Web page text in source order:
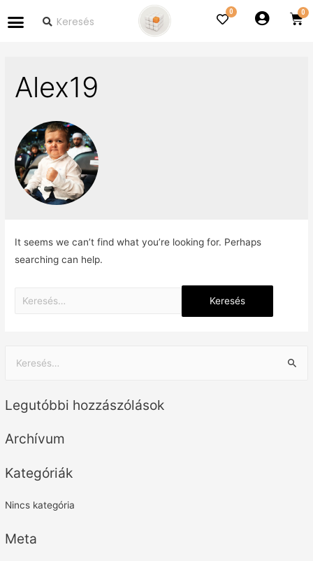
0
Legutóbbi hozzászólások
Archívum
Kategóriák
Nincs kategória
Meta
Alex19
It seems we can’t find what you’re looking for. Perhaps
searching can help.